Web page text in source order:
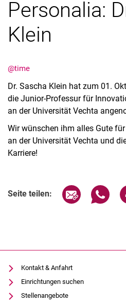
Stellenangebote
Kooperation
Personalia:
Klein
@time
Dr. Sascha Klein hat zum 01.
die Junior-Professur für
an der Universität Vechta
Wir wünschen ihm alles Gute
an der Universität Vechta und
Karriere!
Seite teilen: Seite über
Kontakt & Anfahrt
Einrichtungen suchen
Stellenangebote